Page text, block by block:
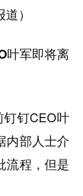
）
叶军即将离
钉CEO叶
内部人士介
流程，但是